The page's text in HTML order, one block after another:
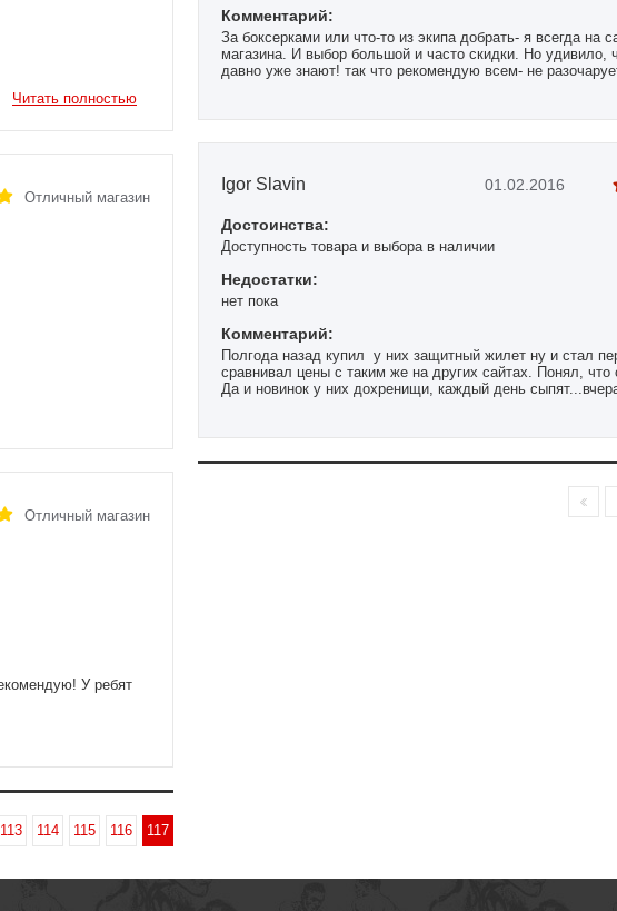
Читать полностью
Отличный магазин
Отличный магазин
У ребят
113 114 115 116 117
Комментарий:
За боксерками или что-то из экипа добрать- я всегда на
магазина. И выбор большой и часто скидки. Но удивило,
давно уже знают! так что рекомендую всем- не
Igor Slavin 01.02.2016
Достоинства:
Доступность товара и выбора в наличии
Недостатки:
нет пока
Комментарий:
Полгода назад купил у них защитный жилет ну и стал
сравнивал цены с таким же на других сайтах. Понял,
Да и новинок у них дохренищи, каждый день